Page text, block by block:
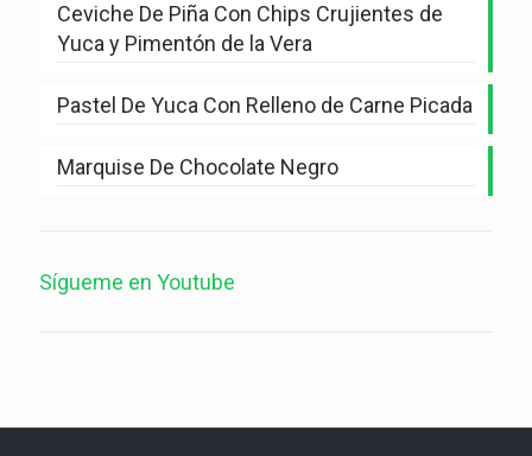
Ceviche De Piña Con Chips Crujientes de
Yuca y Pimentón de la Vera
Pastel De Yuca Con Relleno de Carne Picada
Marquise De Chocolate Negro
Sígueme en Youtube